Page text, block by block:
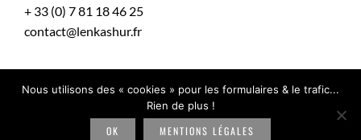
+ 33 (0) 7 81 18 46 25
contact@lenkashur.fr
Mentions Légales
Tous droits réservés © Lenka Shur Photographe
Nous utilisons des « cookies » pour les formulaires & le trafic...
Rien de plus !
OK MENTIONS LÉGALES